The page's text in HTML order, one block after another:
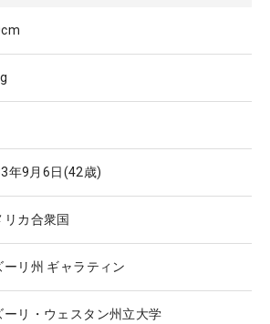
年9月6日(42歳)
リカ合衆国
ーリ州 ギャラティン
ーリ・ウェスタン州立大学